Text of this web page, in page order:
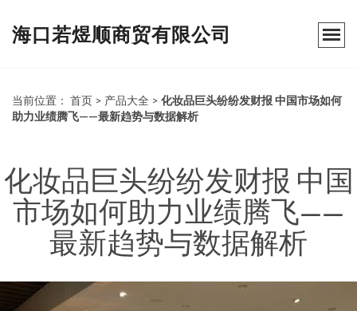
海口若煜顺商贸有限公司
当前位置： 首页 > 产品大全 > 化妆品巨头纷纷发财报 中国市场如何
助力业绩腾飞——最新趋势与数据解析
化妆品巨头纷纷发财报 中国
市场如何助力业绩腾飞——
最新趋势与数据解析